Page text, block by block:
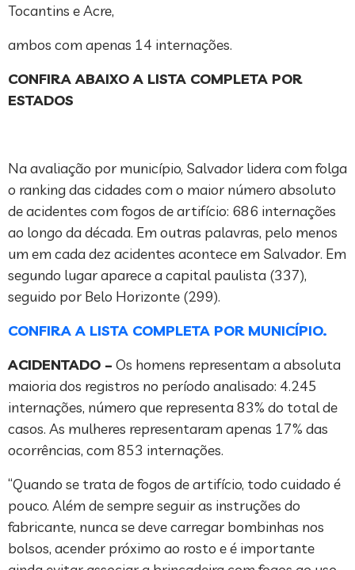
Tocantins e Acre,
ambos com apenas 14 internações.
CONFIRA ABAIXO A LISTA COMPLETA POR
ESTADOS
Na avaliação por município, Salvador lidera com folga
o ranking das cidades com o maior número absoluto
de acidentes com fogos de artifício: 686 internações
ao longo da década. Em outras palavras, pelo menos
um em cada dez acidentes acontece em Salvador. Em
segundo lugar aparece a capital paulista (337),
seguido por Belo Horizonte (299).
CONFIRA A LISTA COMPLETA POR MUNICÍPIO.
ACIDENTADO – Os homens representam a absoluta
maioria dos registros no período analisado: 4.245
internações, número que representa 83% do total de
casos. As mulheres representaram apenas 17% das
ocorrências, com 853 internações.
“Quando se trata de fogos de artifício, todo cuidado é
pouco. Além de sempre seguir as instruções do
fabricante, nunca se deve carregar bombinhas nos
bolsos, acender próximo ao rosto e é importante